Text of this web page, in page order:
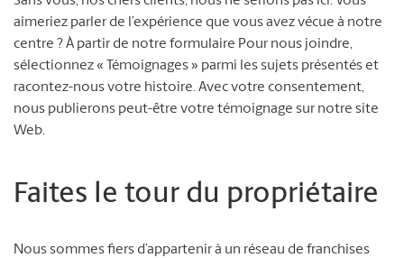
aimeriez parler de l’expérience que vous avez vécue à notre
centre ? À partir de notre formulaire Pour nous joindre,
sélectionnez « Témoignages » parmi les sujets présentés et
racontez-nous votre histoire. Avec votre consentement,
nous publierons peut-être votre témoignage sur notre site
Web.
Faites le tour du propriétaire
Nous sommes fiers d’appartenir à un réseau de franchises